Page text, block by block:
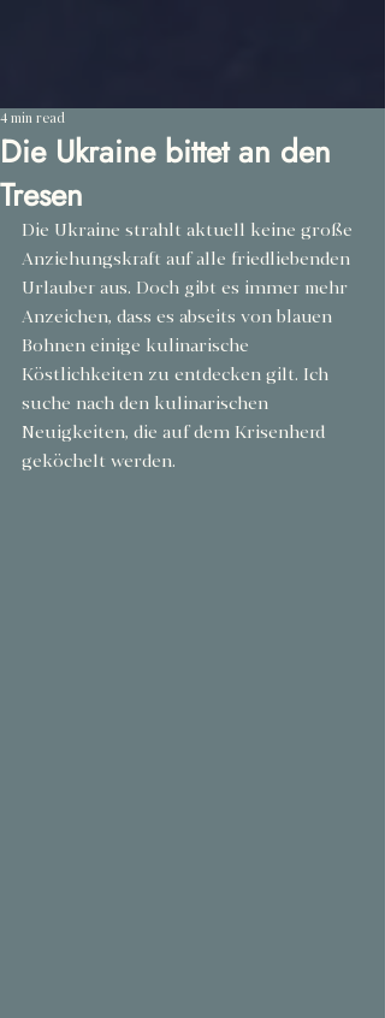
Die Ukraine bittet an den
Tresen
4 min read
Die Ukraine strahlt aktuell keine große
Anziehungskraft auf alle friedliebenden
Urlauber aus. Doch gibt es immer mehr
Anzeichen, dass es abseits von blauen
Bohnen einige kulinarische
Köstlichkeiten zu entdecken gilt. Ich
suche nach den kulinarischen
Neuigkeiten, die auf dem Krisenherd
geköchelt werden.